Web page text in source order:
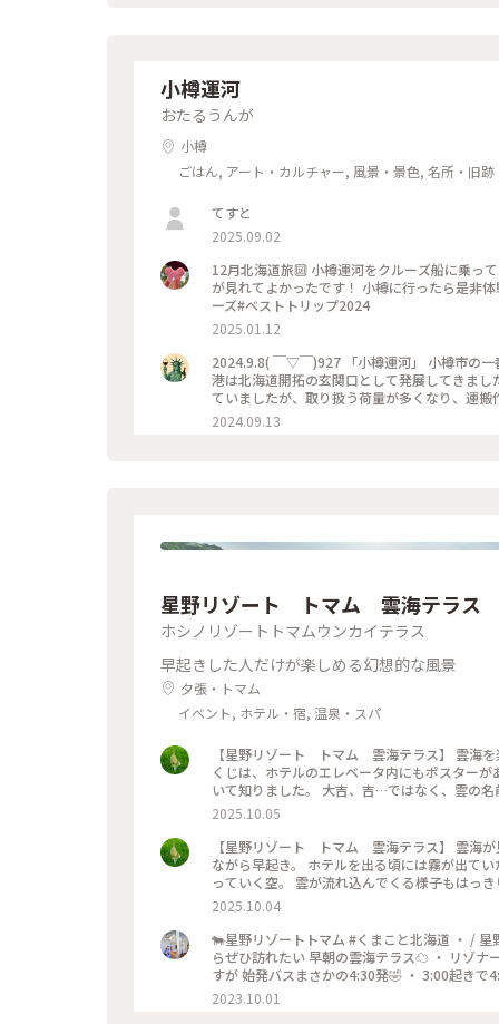
小樽運河
おたるうんが
小樽
ごはん, アート・カルチャー, 風景・景色, 名所・旧跡
てすと
2025.09.02
12月北海道旅🔟 小樽運河をクルーズ船に乗っ
が見れてよかったです！ 小樽に行ったら是非
ーズ#ベストトリップ2024
2025.01.12
2024.9.8( ￣▽￣)927 「小樽運河」 小樽市の一番有名な観光名所✨ 見てると歴
港は北海道開拓の玄関口として発展してきま
ていましたが、取り扱う荷量が多くなり、運
するために、海面を埋め立てることによってできたのが「小樽運河」
歩#観光#ことりっぷ旅2024#クラシカルな街#
2024.09.13
星野リゾート トマム 雲海テラス
ホシノリゾートトマムウンカイテラス
早起きした人だけが楽しめる幻想的な風景
夕張・トマム
イベント, ホテル・宿, 温泉・スパ
【星野リゾート トマム 雲海テラス】 雲海を楽しんだ後は 雲みくじ と クラムチャウダー でほっこり。 雲み
くじは、ホテルのエレベータ内にもポスター
いて知りました。 大吉、吉…ではなく、雲の名前が
海道 #秋の装い #絶景 #星野リゾート #
2025.10.05
【星野リゾート トマム 雲海テラス】 雲海が見たくて北海道へ。 前日の夜に雨が降って、見られるかドキドキし
ながら早起き。 ホテルを出る頃には霧が出ていたので
っていく空。 雲が流れ込んでくる様子もはっ
2025.10.04
🐄星野リゾートトマム #くまこと北海道 ・ /
らぜひ訪れたい 早朝の雲海テラス☁️ ・ リゾナ
すが 始発バスまさかの4:30発🤣 ・ 3:00起き
１便に乗れて 先頭集団で雲海を堪能してきま
ム旅行 #トマム観光 #トマム旅 #トマム #星野
2023.10.01